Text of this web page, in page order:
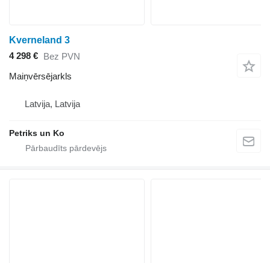
Kverneland 3
4 298 € Bez PVN
Maiņvērsējarkls
Latvija, Latvija
Petriks un Ko